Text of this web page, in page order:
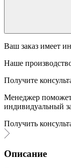
Ваш заказ имеет
Наше
Получите
Менеджер поможет
индивидуальный
Получить
Описание